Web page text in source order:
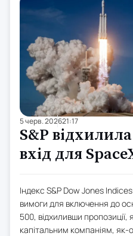
5 черв. 202621:17
S&P
вхід для
Індекс S&P Dow Jones
вимоги для включення до
500, відхиливши пропозиції,
капітальним компаніям,